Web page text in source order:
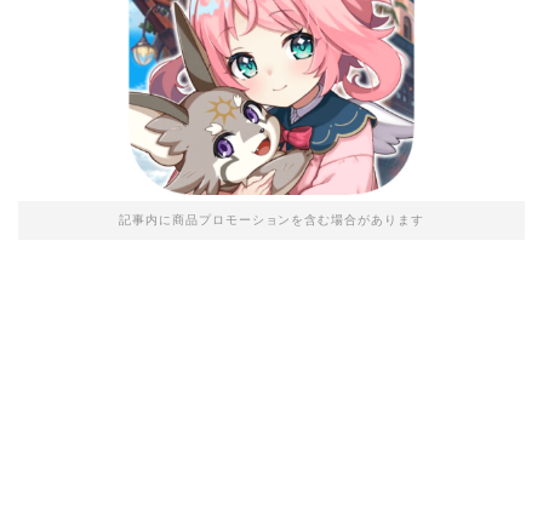
記事内に商品プロモーションを含む場合があります